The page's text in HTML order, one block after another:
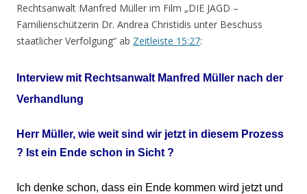
Rechtsanwalt Manfred Müller im Film „DIE JAGD –
Familienschützerin Dr. Andrea Christidis unter Beschuss
staatlicher Verfolgung“ ab Zeitleiste 15:27:
Interview mit Rechtsanwalt Manfred Müller nach der
Verhandlung
Herr Müller, wie weit sind wir jetzt in diesem Prozess
? Ist ein Ende schon in Sicht ?
Ich denke schon, dass ein Ende kommen wird jetzt und